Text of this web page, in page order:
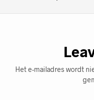
Het e-mailadres wordt